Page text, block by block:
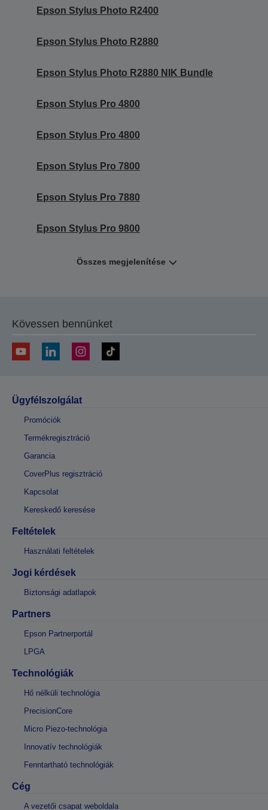
Epson Stylus Photo R2400
Epson Stylus Photo R2880
Epson Stylus Photo R2880 NIK Bundle
Epson Stylus Pro 4800
Epson Stylus Pro 4800
Epson Stylus Pro 7800
Epson Stylus Pro 7880
Epson Stylus Pro 9800
Összes megjelenítése
Kövessen bennünket
Ügyfélszolgálat
Promóciók
Termékregisztráció
Garancia
CoverPlus regisztráció
Kapcsolat
Kereskedő keresése
Feltételek
Használati feltételek
Jogi kérdések
Biztonsági adatlapok
Partners
Epson Partnerportál
LPGA
Technológiák
Hő nélküli technológia
PrecisionCore
Micro Piezo-technológia
Innovatív technológiák
Fenntartható technológiák
Cég
A vezetői csapat weboldala